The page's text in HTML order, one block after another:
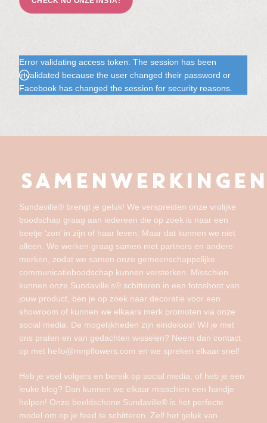
Error validating access token: The session has been
invalidated because the user changed their password or
Facebook has changed the session for security reasons.
SAMENWERKINGEN
Sundaville® brengt je geluk! We verspreiden onze vrolijke
boodschap graag aan iedereen die op zoek is naar een
beetje ‘zon’ in zijn of haar leven. Maar dat kunnen we niet
alleen. We werken graag samen met partners en andere
merken, zodat we samen onze gemeenschappelijke
communicatieboodschap kunnen versterken. Misschien
kunnen onze Sundaville’s® schitteren in een fotoshoot van
jouw product, ben je op zoek naar decoratie voor een
showroom of kunnen we elkaars merk promoten via onze
social media. De mogelijkheden zijn eindeloos! Wil je met
ons praten en van gedachten wisselen? Neem dan contact
op met hello@mnpflowers.com en we spreken elkaar snel!
Heb je veel volgers en bereik op social media, of heb je een
leuke blog? Dan kunnen we elkaar misschien een handje
helpen! Onze beeldschone Sundaville® is het perfecte
model om op je feed te schitteren. Zelf het geluk van